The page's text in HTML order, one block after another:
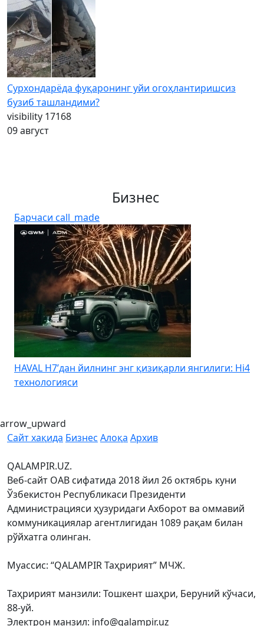
Сурхондарёда фуқаронинг уйи огоҳлантиришсиз
бузиб ташландими?
visibility 17168
09 август
Бизнес
Барчаси call_made
HAVAL H7’дан йилнинг энг қизиқарли янгилиги: Hi4
технологияси
arrow_upward
Сайт хақида Бизнес Алоқа Архив
QALAMPIR.UZ.
Веб-сайт ОАВ сифатида 2018 йил 26 октябрь куни
Ўзбекистон Республикаси Президенти
Администрацияси ҳузуридаги Ахборот ва оммавий
коммуникациялар агентлигидан 1089 рақам билан
рўйхатга олинган.
Муассис: “QALAMPIR Таҳририят” МЧЖ.
Таҳририят манзили: Тошкент шаҳри, Беруний кўчаси,
88-уй.
Электрон манзил: info@qalampir.uz